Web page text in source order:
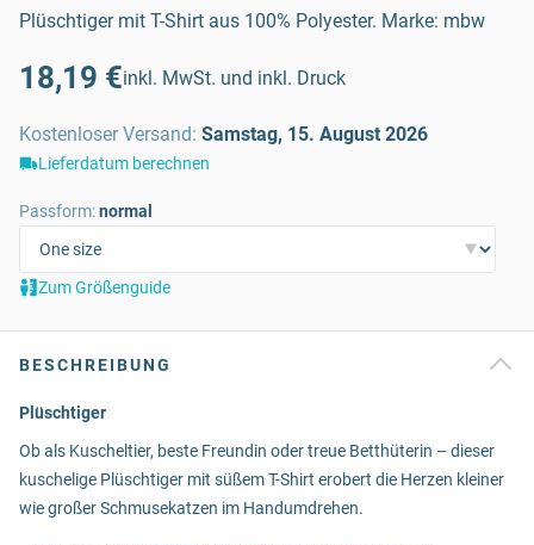
Plüschtiger mit T-Shirt aus 100% Polyester. Marke: mbw
18,19 €inkl. MwSt. und inkl. Druck
Kostenloser Versand: Samstag, 15. August 2026
Lieferdatum berechnen
Passform:normal
Zum Größenguide
BESCHREIBUNG
Plüschtiger
Ob als Kuscheltier, beste Freundin oder treue Betthüterin – dieser
kuschelige Plüschtiger mit süßem T-Shirt erobert die Herzen kleiner
wie großer Schmusekatzen im Handumdrehen.